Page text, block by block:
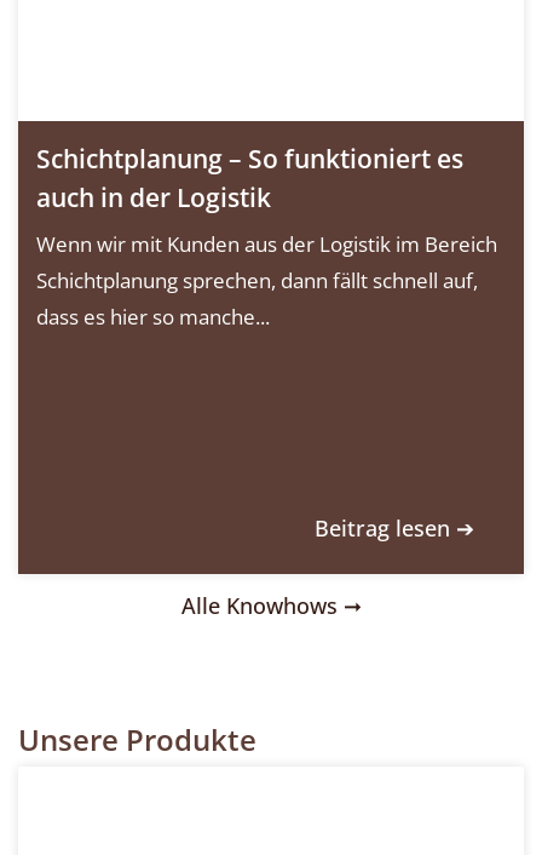
Schichtplanung – So funktioniert es
auch in der Logistik
Wenn wir mit Kunden aus der Logistik im Bereich
Schichtplanung sprechen, dann fällt schnell auf,
dass es hier so manche...
Beitrag lesen ➔
Alle Knowhows ➞
Unsere Produkte